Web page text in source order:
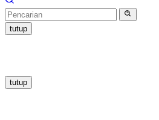
tutup
tutup